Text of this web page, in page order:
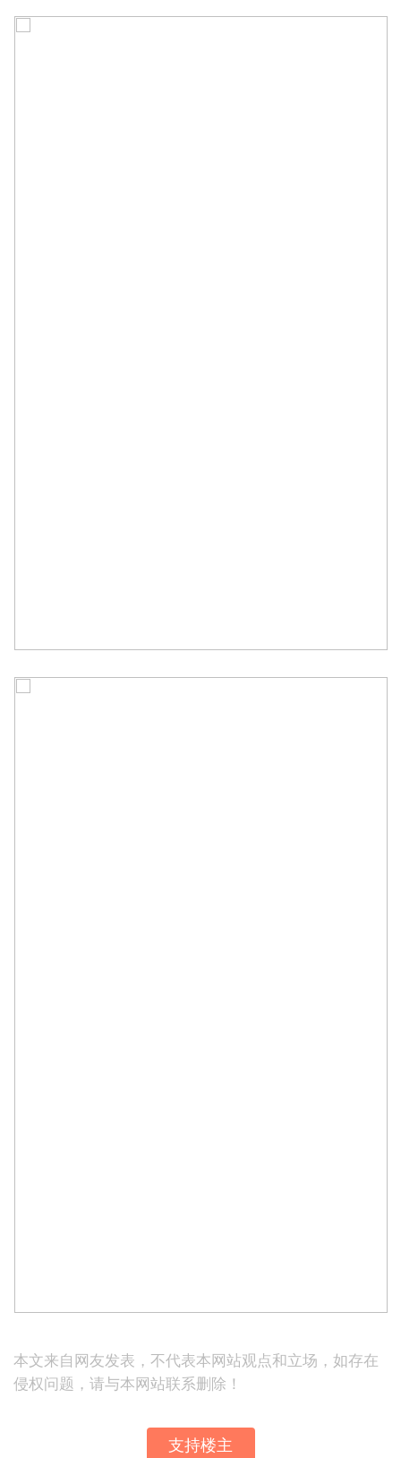
本文来自网友发表，不代表本网站观点和立场，如存在
侵权问题，请与本网站联系删除！
支持楼主